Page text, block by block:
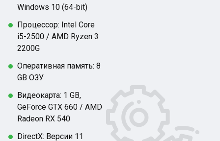
Windows 10 (64-bit)
Процессор: Intel Core
i5-2500 / AMD Ryzen 3
2200G
Оперативная память: 8
GB ОЗУ
Видеокарта: 1 GB,
GeForce GTX 660 / AMD
Radeon RX 540
DirectX: Версии 11